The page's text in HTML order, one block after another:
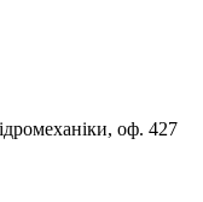
оф. 427